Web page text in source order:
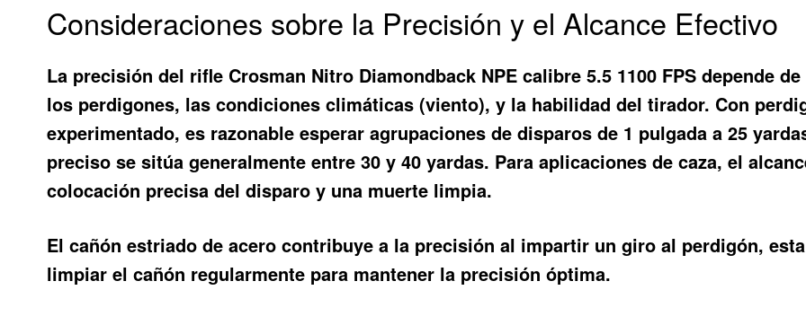
Consideraciones sobre la Precisión y el Alcance Efectivo
La precisión del rifle Crosman Nitro Diamondback NPE calibre 5.5 1100 FPS depende
los perdigones, las condiciones climáticas (viento), y la habilidad del tirador. Con
experimentado, es razonable esperar agrupaciones de disparos de 1 pulgada a 25
preciso se sitúa generalmente entre 30 y 40 yardas. Para aplicaciones de caza, el
colocación precisa del disparo y una muerte limpia.
El cañón estriado de acero contribuye a la precisión al impartir un giro al perdigón,
limpiar el cañón regularmente para mantener la precisión óptima.